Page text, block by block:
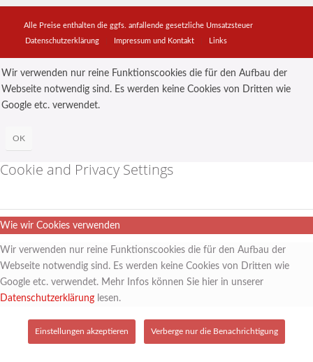
Alle Preise enthalten die ggfs. anfallende gesetzliche Umsatzsteuer
Datenschutzerklärung
Impressum und Kontakt Links
Wir verwenden nur reine Funktionscookies die für den Aufbau der
Webseite notwendig sind. Es werden keine Cookies von Dritten wie
Google etc. verwendet.
OK
Cookie and Privacy Settings
Wie wir Cookies verwenden
Wir verwenden nur reine Funktionscookies die für den Aufbau der
Webseite notwendig sind. Es werden keine Cookies von Dritten wie
Google etc. verwendet. Mehr Infos können Sie hier in unserer
Datenschutzerklärung lesen.
Einstellungen akzeptieren Verberge nur die Benachrichtigung